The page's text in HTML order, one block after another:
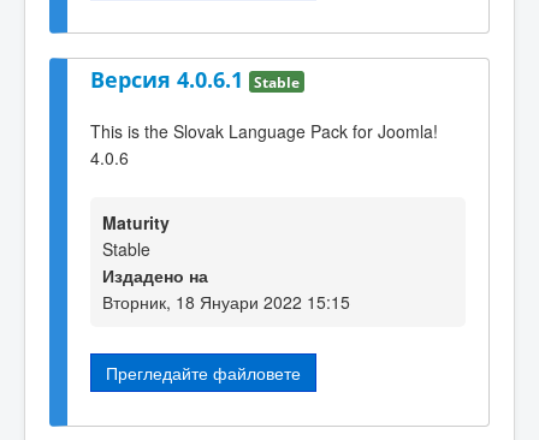
Версия 4.0.6.1 Stable
This is the Slovak Language Pack for Joomla!
4.0.6
Maturity
Stable
Издадено на
Вторник, 18 Януари 2022 15:15
Прегледайте файловете